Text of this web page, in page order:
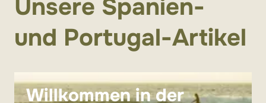
Unsere Spanien-
und Portugal-Artikel
Willkommen in der